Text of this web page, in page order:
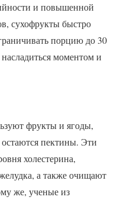
и повышенной
сухофрукты быстро
порцию до 30
моментом и
фрукты и ягоды,
пектины. Эти
холестерина,
а также очищают
же, ученые из